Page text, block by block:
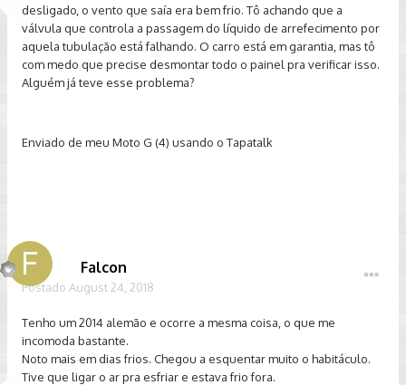
desligado, o vento que saía era bem frio. Tô achando que a
válvula que controla a passagem do líquido de arrefecimento por
aquela tubulação está falhando. O carro está em garantia, mas tô
com medo que precise desmontar todo o painel pra verificar isso.
Alguém já teve esse problema?
Enviado de meu Moto G (4) usando o Tapatalk
Falcon
Postado August 24, 2018
Tenho um 2014 alemão e ocorre a mesma coisa, o que me
incomoda bastante.
Noto mais em dias frios. Chegou a esquentar muito o habitáculo.
Tive que ligar o ar pra esfriar e estava frio fora.